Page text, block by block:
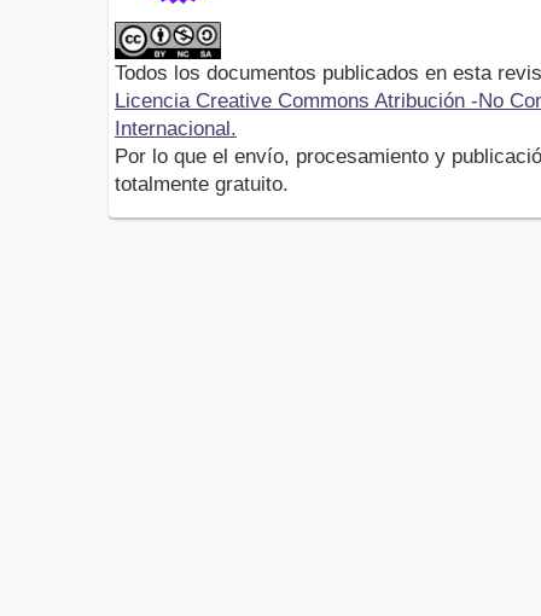
Todos los documentos publicados en esta
Licencia Creative Commons Atribución -No
Internacional.
Por lo que el envío, procesamiento y
totalmente gratuito.